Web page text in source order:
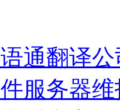
通翻译
服务器